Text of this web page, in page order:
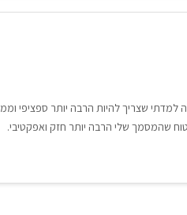
שצריך להיות הרבה יותר ספציפי
שהמסמך שלי הרבה יותר חזק ואפקטיבי.